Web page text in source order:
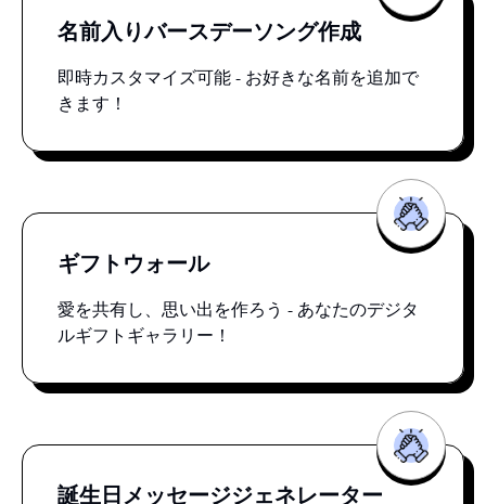
名前入りバースデーソング作成
即時カスタマイズ可能 - お好きな名前を追加で
きます！
ギフトウォール
愛を共有し、思い出を作ろう - あなたのデジタ
ルギフトギャラリー！
誕生日メッセージジェネレーター